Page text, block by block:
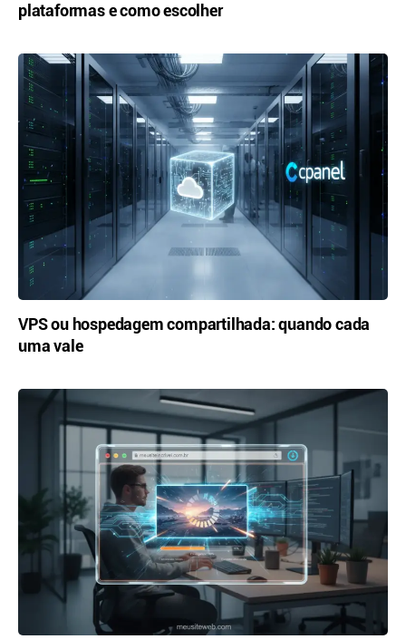
plataformas e como escolher
VPS ou hospedagem compartilhada: quando cada
uma vale